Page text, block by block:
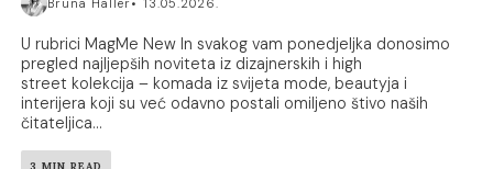
U rubrici MagMe New In svakog vam ponedjeljka donosimo
pregled najljepših noviteta iz dizajnerskih i high
street kolekcija – komada iz svijeta mode, beautyja i
interijera koji su već odavno postali omiljeno štivo naših
čitateljica...
3 MIN READ